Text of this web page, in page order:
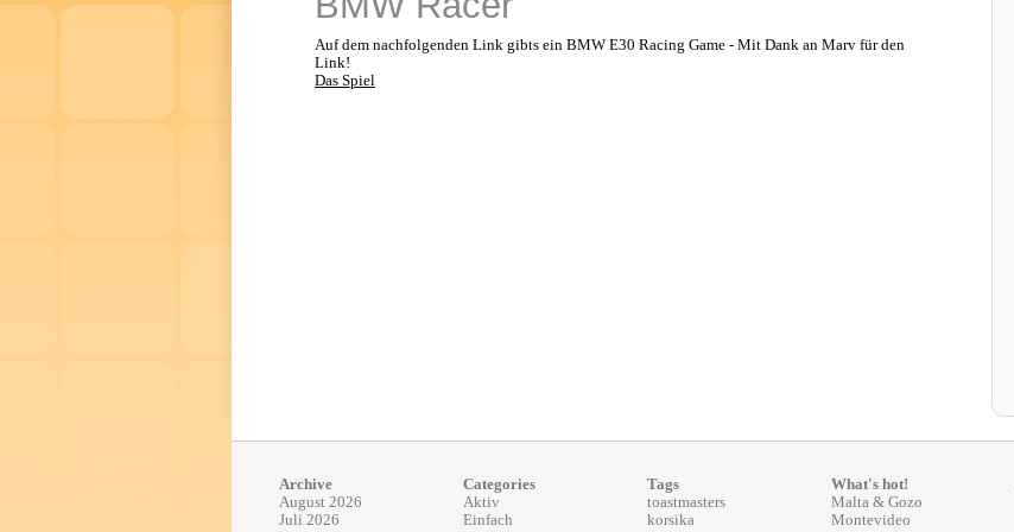
Auf dem nachfolgenden Link gibts ein BMW E30 Racing Game - Mit Dank an Marv für den
Link!
Das Spiel
Archive
August 2026
Juli 2026
Categories
Aktiv
Einfach
Tags
toastmasters
korsika
What's hot!
Malta & Gozo
Montevideo